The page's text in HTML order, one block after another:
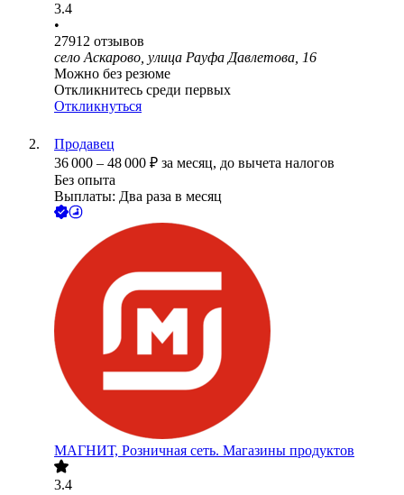
3.4
•
27912 отзывов
село Аскарово, улица Рауфа Давлетова, 16
Можно без резюме
Откликнитесь среди первых
Откликнуться
Продавец
36 000 – 48 000 ₽ за месяц, до вычета налогов
Без опыта
Выплаты: Два раза в месяц
МАГНИТ, Розничная сеть. Магазины продуктов
3.4